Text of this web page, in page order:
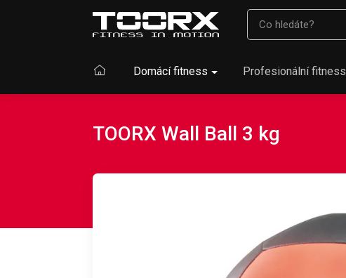
Domácí fitness Profesionální fitness
TOORX Wall Ball 3 kg